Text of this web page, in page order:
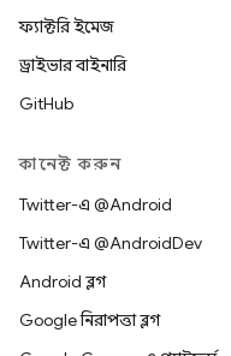
ফ্যাক্টরি ইমেজ
ড্রাইভার বাইনারি
GitHub
কানেক্ট করুন
Twitter-এ @Android
Twitter-এ @AndroidDev
Android ব্লগ
Google নিরাপত্তা ব্লগ